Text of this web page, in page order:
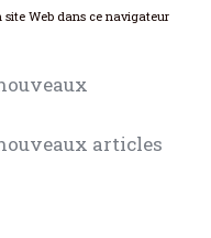
Web dans ce navigateur
articles